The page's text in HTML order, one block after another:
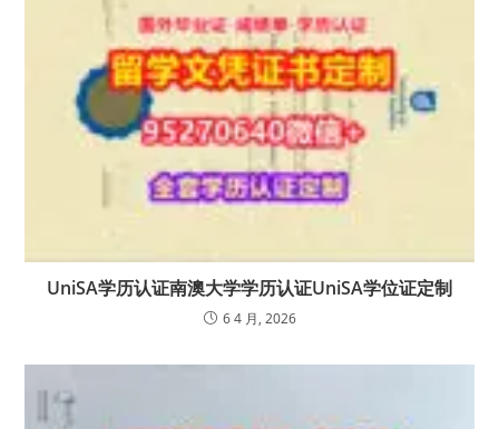
UniSA学历认证南澳大学学历认证UniSA学位证定制
6 4 月, 2026